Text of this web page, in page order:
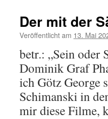
Der mit der
Veröffentlicht am 13. Mai
betr.: „Sein oder
Dominik Graf
ich Götz George
Schimanski in
mir diese Filme,